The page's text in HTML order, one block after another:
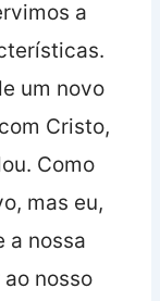
a
um novo
Cristo,
Como
mas eu,
a nossa
nosso